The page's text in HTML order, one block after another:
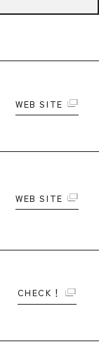
WEB SITE
WEB SITE
CHECK！